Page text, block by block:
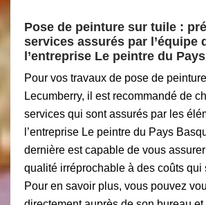
Pose de peinture sur tuile :
services assurés par l’équipe
l’entreprise Le peintre du
Pour vos travaux de pose de
Lecumberry, il est recommandé de
services qui sont assurés par les
l’entreprise Le peintre du Pays
dernière est capable de vous
qualité irréprochable à des coûts qui
Pour en savoir plus, vous pouvez